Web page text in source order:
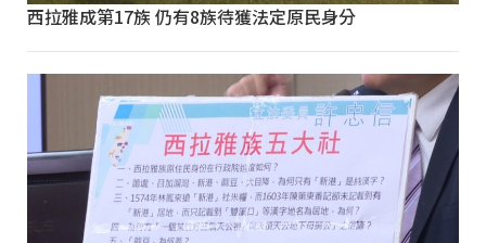
西拉雅成第17族 仍有8族待獲法定原民身分